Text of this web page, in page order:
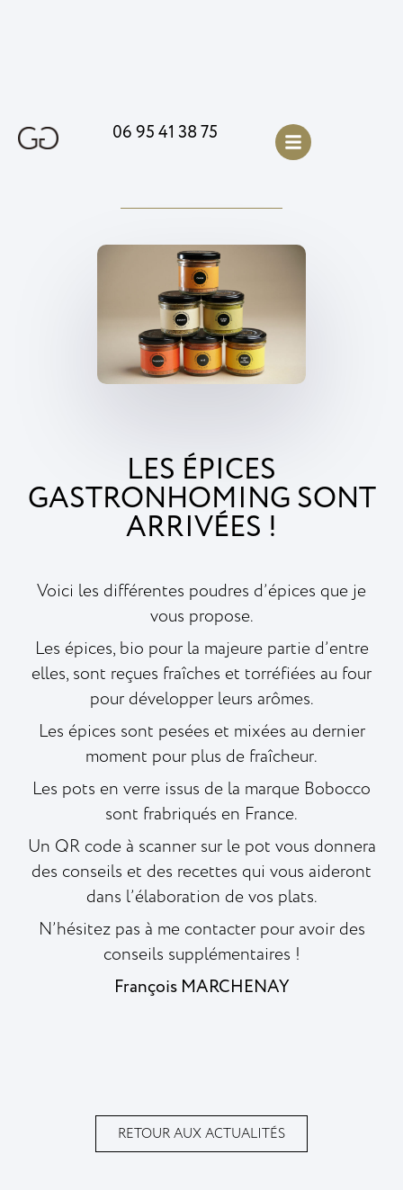
06 95 41 38 75
LES ÉPICES
GASTRONHOMING SONT
ARRIVÉES !
Voici les différentes poudres d’épices que je
vous propose.
Les épices, bio pour la majeure partie d’entre
elles, sont reçues fraîches et torréfiées au four
pour développer leurs arômes.
Les épices sont pesées et mixées au dernier
moment pour plus de fraîcheur.
Les pots en verre issus de la marque Bobocco
sont frabriqués en France.
Un QR code à scanner sur le pot vous donnera
des conseils et des recettes qui vous aideront
dans l’élaboration de vos plats.
N’hésitez pas à me contacter pour avoir des
conseils supplémentaires !
François MARCHENAY
RETOUR AUX ACTUALITÉS